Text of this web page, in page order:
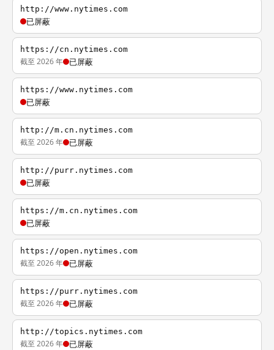
http://www.nytimes.com
已屏蔽
https://cn.nytimes.com
截至 2026 年 已屏蔽
https://www.nytimes.com
已屏蔽
http://m.cn.nytimes.com
截至 2026 年 已屏蔽
http://purr.nytimes.com
已屏蔽
https://m.cn.nytimes.com
已屏蔽
https://open.nytimes.com
截至 2026 年 已屏蔽
https://purr.nytimes.com
截至 2026 年 已屏蔽
http://topics.nytimes.com
截至 2026 年 已屏蔽